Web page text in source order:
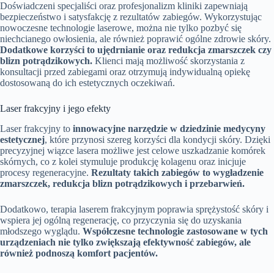
Doświadczeni specjaliści oraz profesjonalizm kliniki zapewniają
bezpieczeństwo i satysfakcję z rezultatów zabiegów. Wykorzystując
nowoczesne technologie laserowe, można nie tylko pozbyć się
niechcianego owłosienia, ale również poprawić ogólne zdrowie skóry.
Dodatkowe korzyści to ujędrnianie oraz redukcja zmarszczek czy
blizn potrądzikowych. Klienci mają możliwość skorzystania z
konsultacji przed zabiegami oraz otrzymują indywidualną opiekę
dostosowaną do ich estetycznych oczekiwań.
Laser frakcyjny i jego efekty
Laser frakcyjny to innowacyjne narzędzie w dziedzinie medycyny
estetycznej, które przynosi szereg korzyści dla kondycji skóry. Dzięki
precyzyjnej wiązce lasera możliwe jest celowe uszkadzanie komórek
skórnych, co z kolei stymuluje produkcję kolagenu oraz inicjuje
procesy regeneracyjne. Rezultaty takich zabiegów to wygładzenie
zmarszczek, redukcja blizn potrądzikowych i przebarwień.
Dodatkowo, terapia laserem frakcyjnym poprawia sprężystość skóry i
wspiera jej ogólną regenerację, co przyczynia się do uzyskania
młodszego wyglądu. Współczesne technologie zastosowane w tych
urządzeniach nie tylko zwiększają efektywność zabiegów, ale
również podnoszą komfort pacjentów.